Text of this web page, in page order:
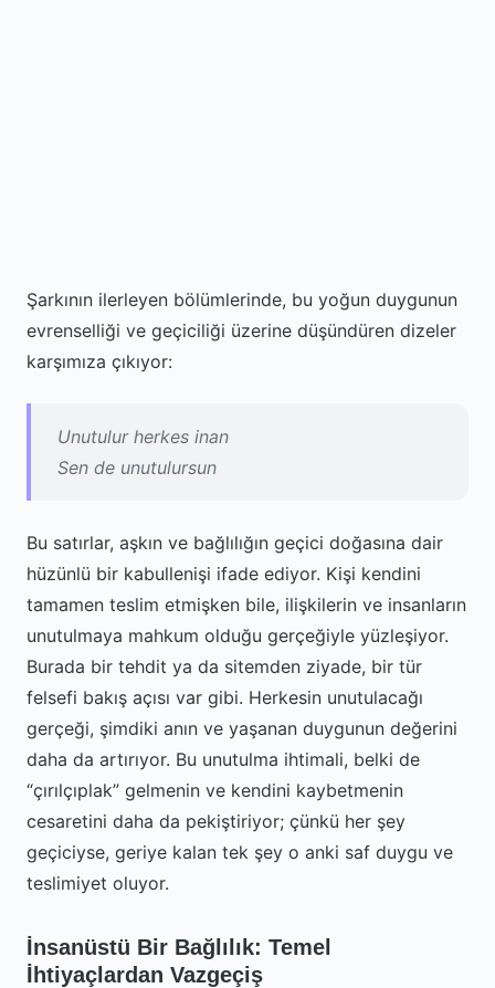
Şarkının ilerleyen bölümlerinde, bu yoğun duygunun
evrenselliği ve geçiciliği üzerine düşündüren dizeler
karşımıza çıkıyor:
Unutulur herkes inan
Sen de unutulursun
Bu satırlar, aşkın ve bağlılığın geçici doğasına dair
hüzünlü bir kabullenişi ifade ediyor. Kişi kendini
tamamen teslim etmişken bile, ilişkilerin ve insanların
unutulmaya mahkum olduğu gerçeğiyle yüzleşiyor.
Burada bir tehdit ya da sitemden ziyade, bir tür
felsefi bakış açısı var gibi. Herkesin unutulacağı
gerçeği, şimdiki anın ve yaşanan duygunun değerini
daha da artırıyor. Bu unutulma ihtimali, belki de
“çırılçıplak” gelmenin ve kendini kaybetmenin
cesaretini daha da pekiştiriyor; çünkü her şey
geçiciyse, geriye kalan tek şey o anki saf duygu ve
teslimiyet oluyor.
İnsanüstü Bir Bağlılık: Temel
İhtiyaçlardan Vazgeçiş